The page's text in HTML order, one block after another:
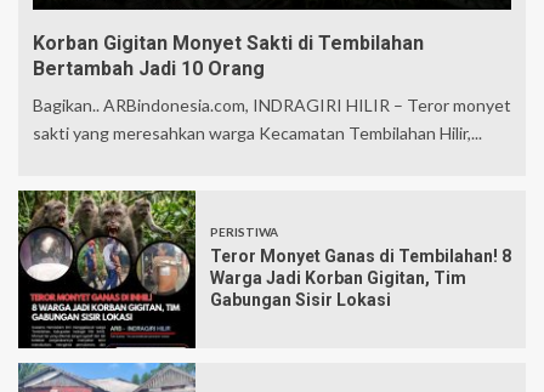
Korban Gigitan Monyet Sakti di Tembilahan
Bertambah Jadi 10 Orang
Bagikan.. ARBindonesia.com, INDRAGIRI HILIR – Teror monyet
sakti yang meresahkan warga Kecamatan Tembilahan Hilir,...
PERISTIWA
Teror Monyet Ganas di Tembilahan! 8
Warga Jadi Korban Gigitan, Tim
Gabungan Sisir Lokasi